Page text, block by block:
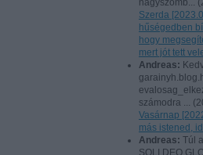
nagyszomb... (
Szerda
hűségedben
hogy
mert jót tett
Andreas:
számodra ... (
Vasárnap
más istened,
Andreas: Túl
SOLI DEO